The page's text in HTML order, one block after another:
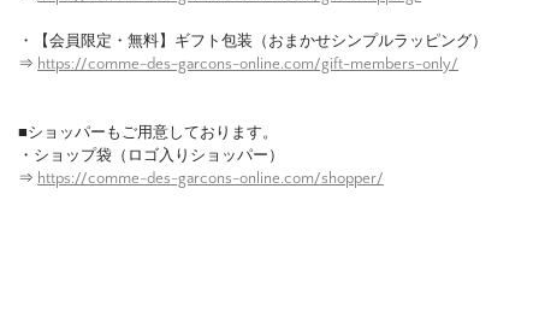
・【会員限定・無料】ギフト包装（おまかせシンプルラッピング）
⇒ https://comme-des-garcons-online.com/gift-members-only/
■ショッパーもご用意しております。
・ショップ袋（ロゴ入りショッパー）
⇒ https://comme-des-garcons-online.com/shopper/